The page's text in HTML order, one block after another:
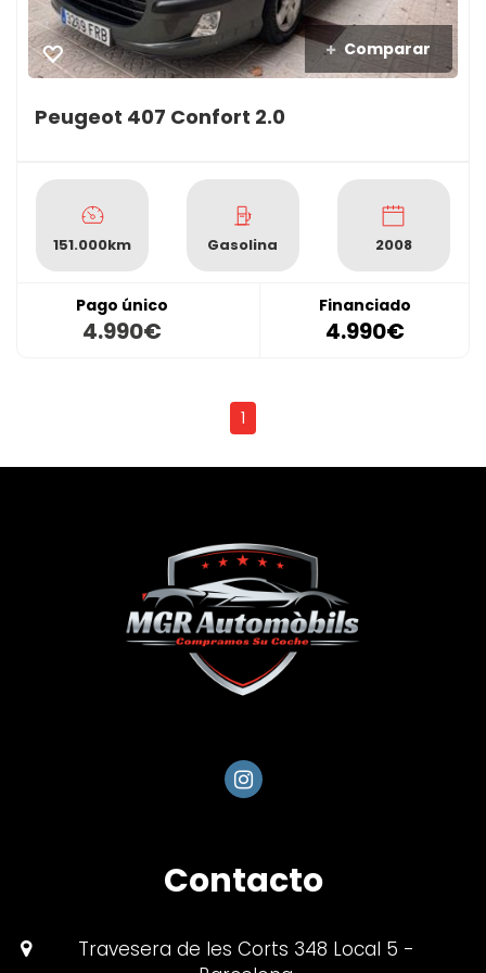
Comparar
Peugeot 407 Confort 2.0
151.000km Gasolina 2008
Pago único
4.990€
Financiado
4.990€
1
Contacto
Travesera de les Corts 348 Local 5 -